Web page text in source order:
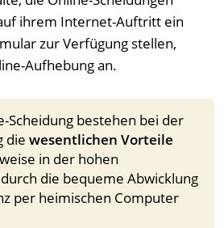
ihrem Internet-Auftritt ein
zur Verfügung stellen,
Aufhebung an.
Scheidung bestehen bei der
die wesentlichen Vorteile
in der hohen
die bequeme Abwicklung
per heimischen Computer